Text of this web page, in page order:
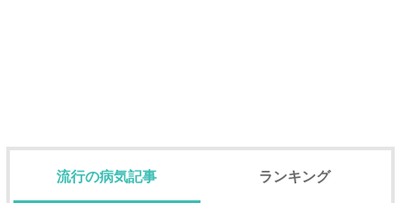
流行の病気記事 ランキング